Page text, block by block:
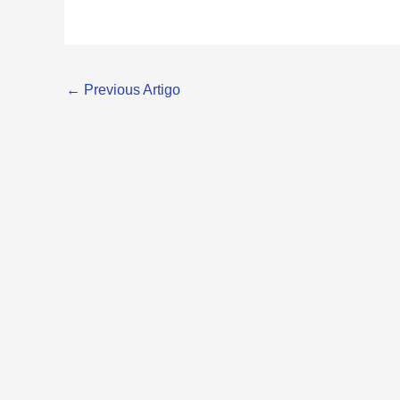
← Previous Artigo